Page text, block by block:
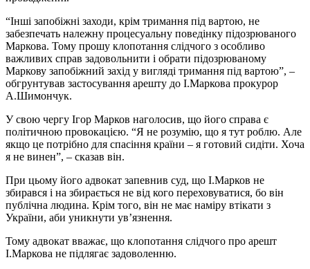
“Інші запобіжні заходи, крім тримання під вартою, не
забезпечать належну процесуальну поведінку підозрюваного
Маркова. Тому прошу клопотання слідчого з особливо
важливих справ задовольнити і обрати підозрюваному
Маркову запобіжний захід у вигляді тримання під вартою”, –
обгрунтував застосування арешту до І.Маркова прокурор
А.Шимончук.
У свою чергу Ігор Марков наголосив, що його справа є
політичною провокацією. “Я не розумію, що я тут роблю. Але
якщо це потрібно для спасіння країни – я готовий сидіти. Хоча
я не винен”, – сказав він.
При цьому його адвокат запевнив суд, що І.Марков не
збирався і на збирається не від кого переховуватися, бо він
публічна людина. Крім того, він не має наміру втікати з
України, аби уникнути ув’язнення.
Тому адвокат вважає, що клопотання слідчого про арешт
І.Маркова не підлягає задоволенню.